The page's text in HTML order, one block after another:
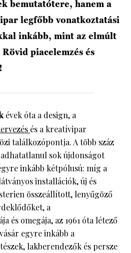
bemutatótere, hanem a
legfőbb vonatkoztatási
inkább, mint az elmúlt
piacelemzés és
évek óta a design, a
és a kreatívipar
találkozópontja. A több száz
sok újdonságot
inkább kétpólusú: míg a
installációk, új és
összeállított, lenyűgöző
a
és omegája, az 1961 óta létező
egyre inkább a
lakberendezők és persze